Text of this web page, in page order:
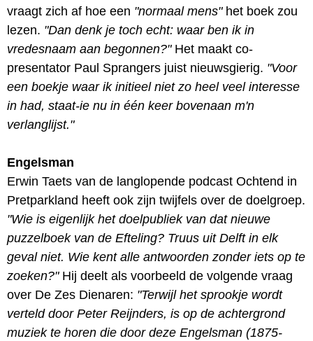
vraagt zich af hoe een "normaal mens"het boek zou
lezen. "Dan denk je toch echt: waar ben ik in
vredesnaam aan begonnen?"Het maakt co-
presentator Paul Sprangers juist nieuwsgierig. "Voor
een boekje waar ik initieel niet zo heel veel interesse
in had, staat-ie nu in één keer bovenaan m'n
verlanglijst."
Engelsman
Erwin Taets van de langlopende podcast Ochtend in
Pretparkland heeft ook zijn twijfels over de doelgroep.
"Wie is eigenlijk het doelpubliek van dat nieuwe
puzzelboek van de Efteling? Truus uit Delft in elk
geval niet. Wie kent alle antwoorden zonder iets op te
zoeken?"Hij deelt als voorbeeld de volgende vraag
over De Zes Dienaren: "Terwijl het sprookje wordt
verteld door Peter Reijnders, is op de achtergrond
muziek te horen die door deze Engelsman (1875-